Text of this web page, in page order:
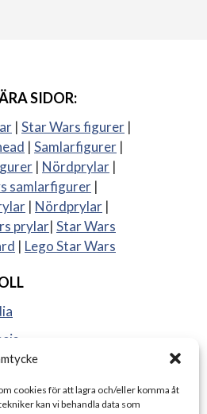
cookies för att lagra och/eller komma åt
kan vi behandla data som
SIDOR:
| Star Wars figurer |
| Samlarfigurer |
| Nördprylar |
samlarfigurer |
| Nördprylar |
prylar| Star Wars
| Lego Star Wars